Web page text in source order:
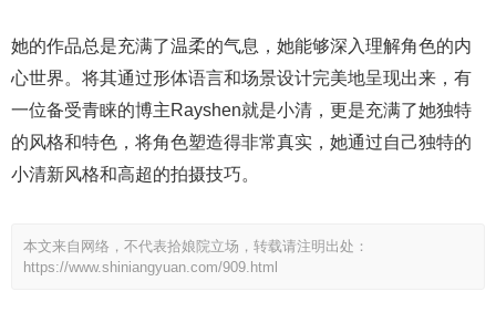
她的作品总是充满了温柔的气息，她能够深入理解角色的内
心世界。将其通过形体语言和场景设计完美地呈现出来，有
一位备受青睐的博主Rayshen就是小清，更是充满了她独特
的风格和特色，将角色塑造得非常真实，她通过自己独特的
小清新风格和高超的拍摄技巧。
本文来自网络，不代表拾娘院立场，转载请注明出处：
https://www.shiniangyuan.com/909.html